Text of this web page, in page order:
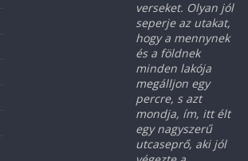
verseket. Olyan jól
seperje az utakat,
hogy a mennynek
és a földnek
minden lakója
megálljon egy
percre, s azt
mondja, ím, itt élt
egy nagyszerű
utcaseprő, aki jól